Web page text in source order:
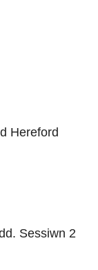
Hereford
Sessiwn 2